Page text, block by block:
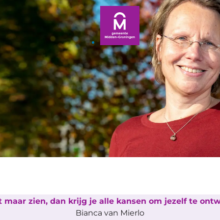
maar zien, dan krijg je alle kansen om jezelf te
Bianca van Mierlo